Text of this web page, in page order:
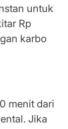
untuk
Rp
karbo
menit dari
Jika